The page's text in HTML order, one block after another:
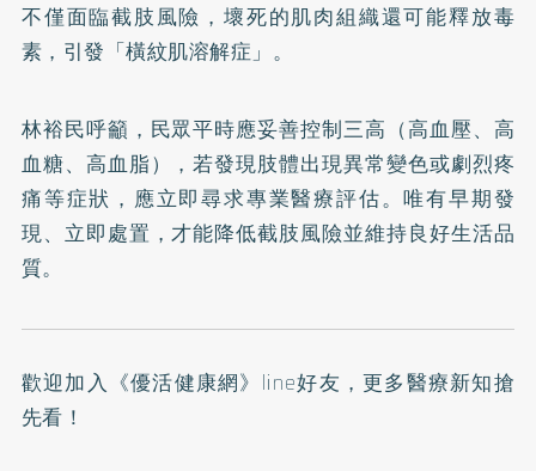
不僅面臨截肢風險，壞死的肌肉組織還可能釋放毒
素，引發「橫紋肌溶解症」。
林裕民呼籲，民眾平時應妥善控制三高（高血壓、高
血糖、高血脂），若發現肢體出現異常變色或劇烈疼
痛等症狀，應立即尋求專業醫療評估。唯有早期發
現、立即處置，才能降低截肢風險並維持良好生活品
質。
歡迎加入 《優活健康網》line好友 ，更多醫療新知搶
先看！